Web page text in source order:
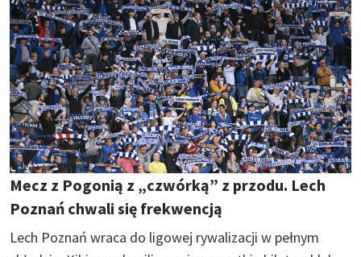
Mecz z Pogonią z „czwórką” z przodu. Lech
Poznań chwali się frekwencją
Lech Poznań wraca do ligowej rywalizacji w pełnym